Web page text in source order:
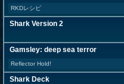
RKDレシピ
Shark Version 2
Gamsley: deep sea terror
Reflector Hold!
Shark Deck